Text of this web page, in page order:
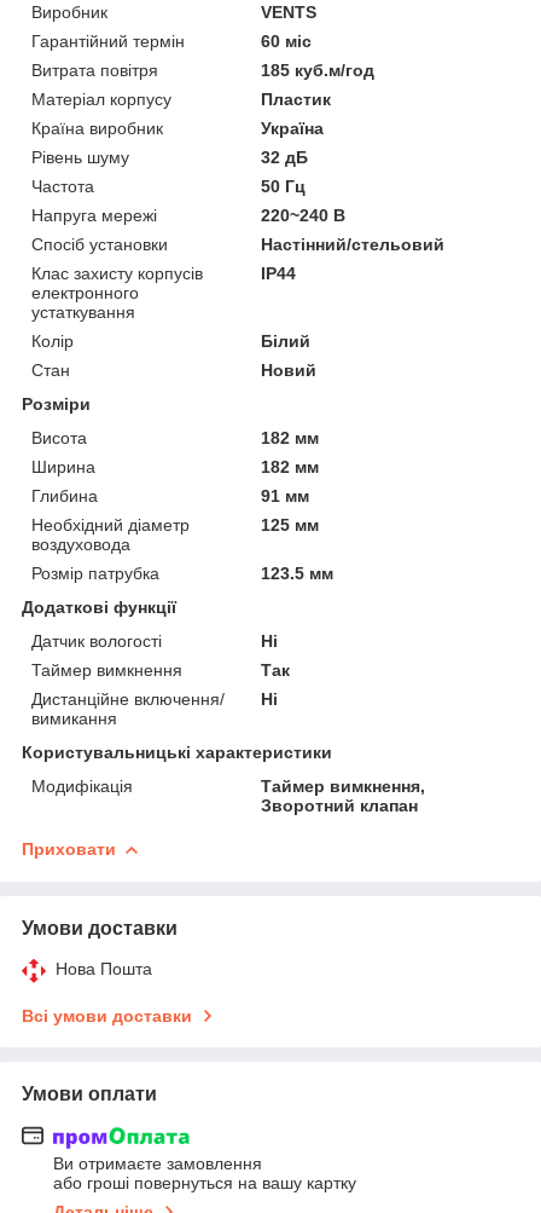
Виробник
VENTS
Гарантійний термін
60 міс
Витрата повітря
185 куб.м/год
Матеріал корпусу
Пластик
Країна виробник
Україна
Рівень шуму
32 дБ
Частота
50 Гц
Напруга мережі
220~240 В
Спосіб установки
Настінний/стельовий
Клас захисту корпусів
електронного
устаткування
IP44
Колір
Білий
Стан
Новий
Розміри
Висота
182 мм
Ширина
182 мм
Глибина
91 мм
Необхідний діаметр
воздуховода
125 мм
Розмір патрубка
123.5 мм
Додаткові функції
Датчик вологості
Ні
Таймер вимкнення
Так
Дистанційне включення/
вимикання
Ні
Користувальницькі характеристики
Модифікація
Таймер вимкнення,
Зворотний клапан
Приховати
Умови доставки
Нова Пошта
Всі умови доставки
Умови оплати
Ви отримаєте замовлення
або гроші повернуться на вашу картку